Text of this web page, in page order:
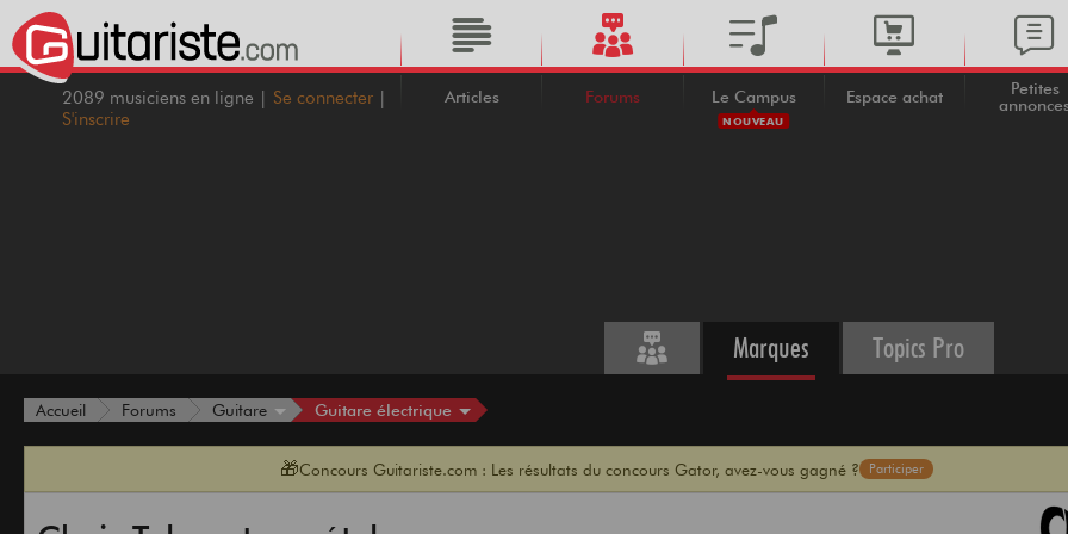
2089 musiciens en ligne | Se connecter |
S'inscrire
Articles Forums Le Campus
NOUVEAU
Espace achat
Petites
Marques Topics Pro
Accueil Forums Guitare Guitare électrique
🎁Concours Guitariste.com : Les résultats du concours Gator, avez-vous gagné ? Participer